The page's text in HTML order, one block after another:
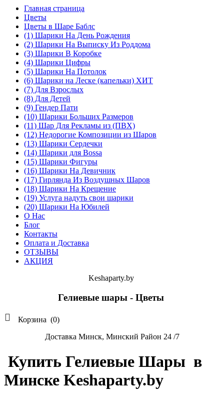
Главная страница
Цветы
Цветы в Шаре Баблс
(1) Шарики На День Рождения
(2) Шарики На Выписку Из Роддома
(3) Шарики В Коробке
(4) Шарики Цифры
(5) Шарики На Потолок
(6) Шарики на Леске (капельки) ХИТ
(7) Для Взрослых
(8) Для Детей
(9) Гендер Пати
(10) Шарики Больших Размеров
(11) Шар Для Рекламы из (ПВХ)
(12) Недорогие Композиции из Шаров
(13) Шарики Сердечки
(14) Шарики для Воssa
(15) Шарики Фигуры
(16) Шарики На Девичник
(17) Гирлянда Из Воздушных Шаров
(18) Шарики На Крещение
(19) Услуга надуть свои шарики
(20) Шарики На Юбилей
О Нас
Блог
Контакты
Оплата и Доставка
ОТЗЫВЫ
АКЦИЯ
Keshaparty.by
Гелиевые шары - Цветы
 Корзина (0)
Доставка Минск, Минский Район 24 /7
Купить Гелиевые Шары в
Минске Keshaparty.by